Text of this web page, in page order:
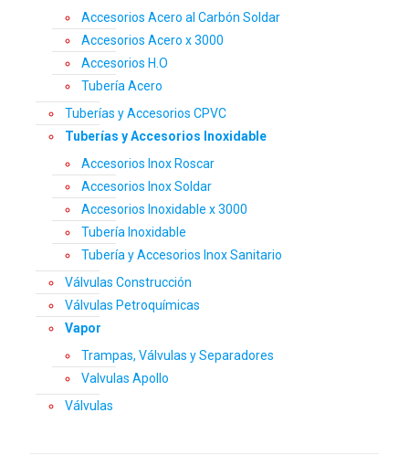
Accesorios Acero al Carbón Soldar
Accesorios Acero x 3000
Accesorios H.O
Tubería Acero
Tuberías y Accesorios CPVC
Tuberías y Accesorios Inoxidable
Accesorios Inox Roscar
Accesorios Inox Soldar
Accesorios Inoxidable x 3000
Tubería Inoxidable
Tubería y Accesorios Inox Sanitario
Válvulas Construcción
Válvulas Petroquímicas
Vapor
Trampas, Válvulas y Separadores
Valvulas Apollo
Válvulas